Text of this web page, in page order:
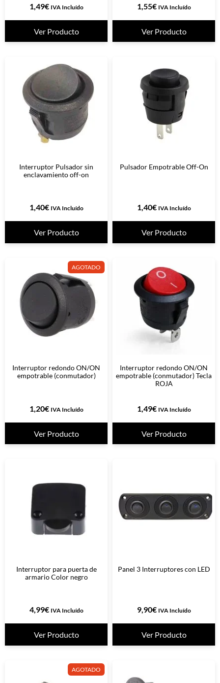
1,49€ IVA Incluído
Ver Producto
1,55€ IVA Incluído
Ver Producto
Interruptor Pulsador sin
enclavamiento off-on
1,40€ IVA Incluído
Ver Producto
Pulsador Empotrable Off-On
1,40€ IVA Incluído
Ver Producto
AGOTADO
Interruptor redondo ON/ON
empotrable (conmutador)
1,20€ IVA Incluído
Ver Producto
Interruptor redondo ON/ON
empotrable (conmutador) Tecla
ROJA
1,49€ IVA Incluído
Ver Producto
Interruptor para puerta de
armario Color negro
4,99€ IVA Incluído
Ver Producto
Panel 3 Interruptores con LED
9,90€ IVA Incluído
Ver Producto
AGOTADO